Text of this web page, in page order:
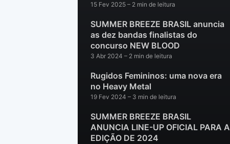
15 Fev 2025 – 2 min de leitura
SUMMER BREEZE BRASIL anuncia
as dez bandas finalistas do
concurso NEW BLOOD
3 Abr 2024 – 2 min de leitura
Rugidos Femininos: uma nova era
no Heavy Metal
19 Fev 2024 – 3 min de leitura
SUMMER BREEZE BRASIL
ANUNCIA LINE-UP OFICIAL PARA A
EDIÇÃO DE 2024